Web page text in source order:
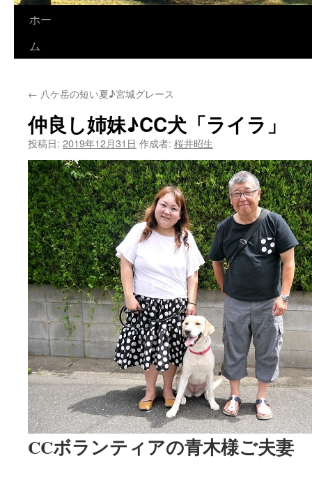
ホー
ム
← 八ケ岳の短い夏♪宮城グレース
仲良し姉妹♪CC犬「ライラ」
投稿日: 2019年12月31日 作成者: 桜井昭生
CCボランティアの青木様ご夫妻